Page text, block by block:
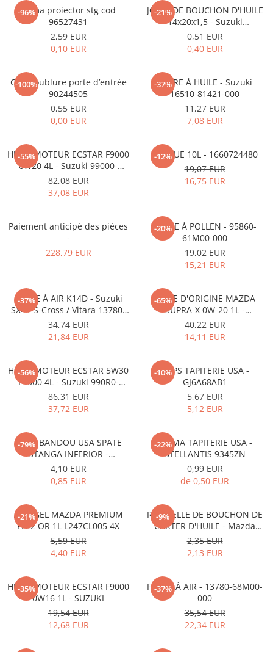
MOVANO
TIGRA-B 2004-2009
VIVARO
ZAFIRA
Mazda CX-80 KL
SX4 S-CROSS Hybrid 48V 2020-
prezent
S-CROSS HYBRID 48V 2022-prezent
VITARA Hybrid 48V 2020-prezent
VITARA Strong Hybrid 140V 2022-
SPARK M300 2010-2018
-96%
Rama proiector stg cod
96527431
2,59 EUR
0,10 EUR
-21%
JOINT DE BOUCHON D'HUILE
14x20x1,5 - Suzuki
09168M14015-000
0,51 EUR
0,40 EUR
-100%
Clip doublure porte d’entrée
90244505
0,55 EUR
0,00 EUR
-37%
FILTRE À HUILE - Suzuki
16510-81421-000
11,27 EUR
7,08 EUR
-55%
HUILE MOTEUR ECSTAR F9000
0W20 4L - Suzuki 99000-
21E20-047
82,08 EUR
37,08 EUR
-12%
ADBLUE 10L - 1660724480
19,07 EUR
16,75 EUR
Paiement anticipé des pièces
-
228,79 EUR
-20%
FILTRE À POLLEN - 95860-
61M00-000
19,02 EUR
15,21 EUR
-37%
FILTRE À AIR K14D - Suzuki
SX4 / S-Cross / Vitara 13780-
53SA0-000
34,74 EUR
21,84 EUR
-65%
HUILE D'ORIGINE MAZDA
SUPRA-X 0W-20 1L -
0012MO0W20
40,22 EUR
14,11 EUR
-56%
HUILE MOTEUR ECSTAR 5W30
F9000 4L - Suzuki 990R0-
21E72-004
86,31 EUR
37,72 EUR
-10%
CLIPS TAPITERIE USA -
GJ6A68AB1
5,67 EUR
5,12 EUR
-79%
CLIPS BANDOU USA SPATE
STANGA INFERIOR -
KD5351SJ3A
4,10 EUR
0,85 EUR
-22%
CLEMA TAPITERIE USA -
STELLANTIS 9345ZN
0,99 EUR
de 0,50 EUR
-21%
ANTIGEL MAZDA PREMIUM
FL22 OR 1L L247CL005 4X
5,59 EUR
4,40 EUR
-9%
RONDELLE DE BOUCHON DE
CARTER D'HUILE - Mazda
995641400
2,35 EUR
2,13 EUR
-35%
HUILE MOTEUR ECSTAR F9000
0W16 1L - SUZUKI
19,54 EUR
12,68 EUR
-37%
FILTRE À AIR - 13780-68M00-
000
35,54 EUR
22,34 EUR